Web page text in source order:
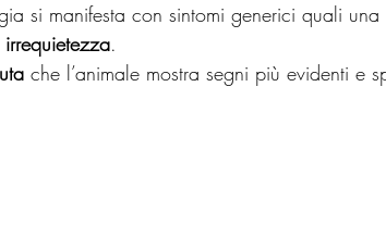
si manifesta con sintomi generici quali
irrequietezza.
che l’animale mostra segni più evidenti e